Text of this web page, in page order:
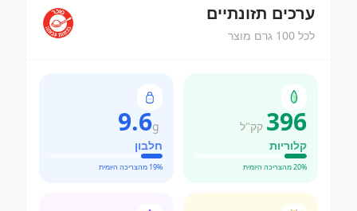
ערכים תזונתיים
לכל 100 גרם מוצר
396 קק"ל
קלוריות
20% מהצריכה היומית
9.6g
חלבון
19% מהצריכה היומית